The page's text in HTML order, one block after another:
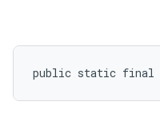
public static final